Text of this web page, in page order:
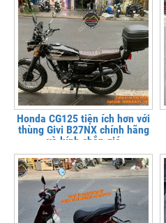
Honda CG125 tiện ích hơn với
thùng Givi B27NX chính hãng
và kính chắn gió